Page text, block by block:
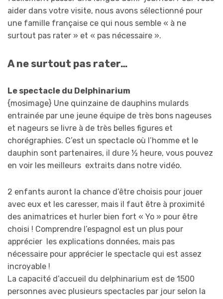
aider dans votre visite, nous avons sélectionné pour
une famille française ce qui nous semble « à ne
surtout pas rater » et « pas nécessaire ».
A ne surtout pas rater…
Le spectacle du Delphinarium
{mosimage} Une quinzaine de dauphins mulards
entrainée par une jeune équipe de très bons nageuses
et nageurs se livre à de très belles figures et
chorégraphies. C’est un spectacle où l’homme et le
dauphin sont partenaires, il dure ½ heure, vous pouvez
en voir les meilleurs extraits dans notre vidéo.
2 enfants auront la chance d’être choisis pour jouer
avec eux et les caresser, mais il faut être à proximité
des animatrices et hurler bien fort « Yo » pour être
choisi ! Comprendre l’espagnol est un plus pour
apprécier les explications données, mais pas
nécessaire pour apprécier le spectacle qui est assez
incroyable !
La capacité d’accueil du delphinarium est de 1500
personnes avec plusieurs spectacles par jour selon la